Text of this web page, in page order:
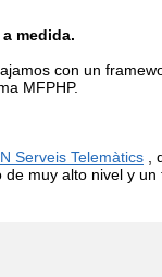
a medida.
con un
MFPHP.
Serveis Telemàtics ,
de muy alto nivel y un